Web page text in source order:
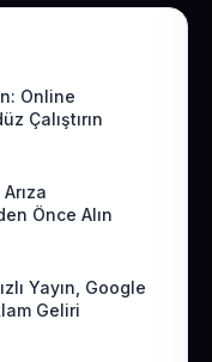
Online
Çalıştırın
Önce Alın
Yayın, Google
Geliri